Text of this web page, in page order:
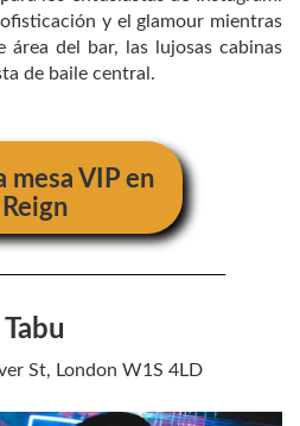
y el glamour mientras
del bar, las lujosas cabinas
de baile central.
mesa VIP en
Reign
Tabu
St, London W1S 4LD